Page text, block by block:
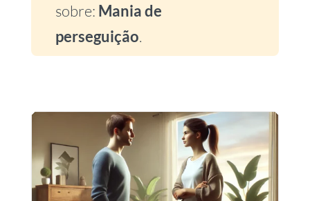
sobre: Mania de
perseguição.